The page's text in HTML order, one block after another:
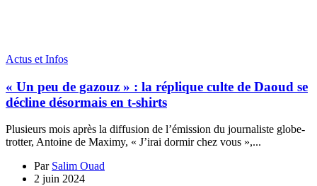
Actus et Infos
« Un peu de gazouz » : la réplique culte de Daoud se
décline désormais en t-shirts
Plusieurs mois après la diffusion de l’émission du journaliste globe-
trotter, Antoine de Maximy, « J’irai dormir chez vous »,...
Par Salim Ouad
2 juin 2024